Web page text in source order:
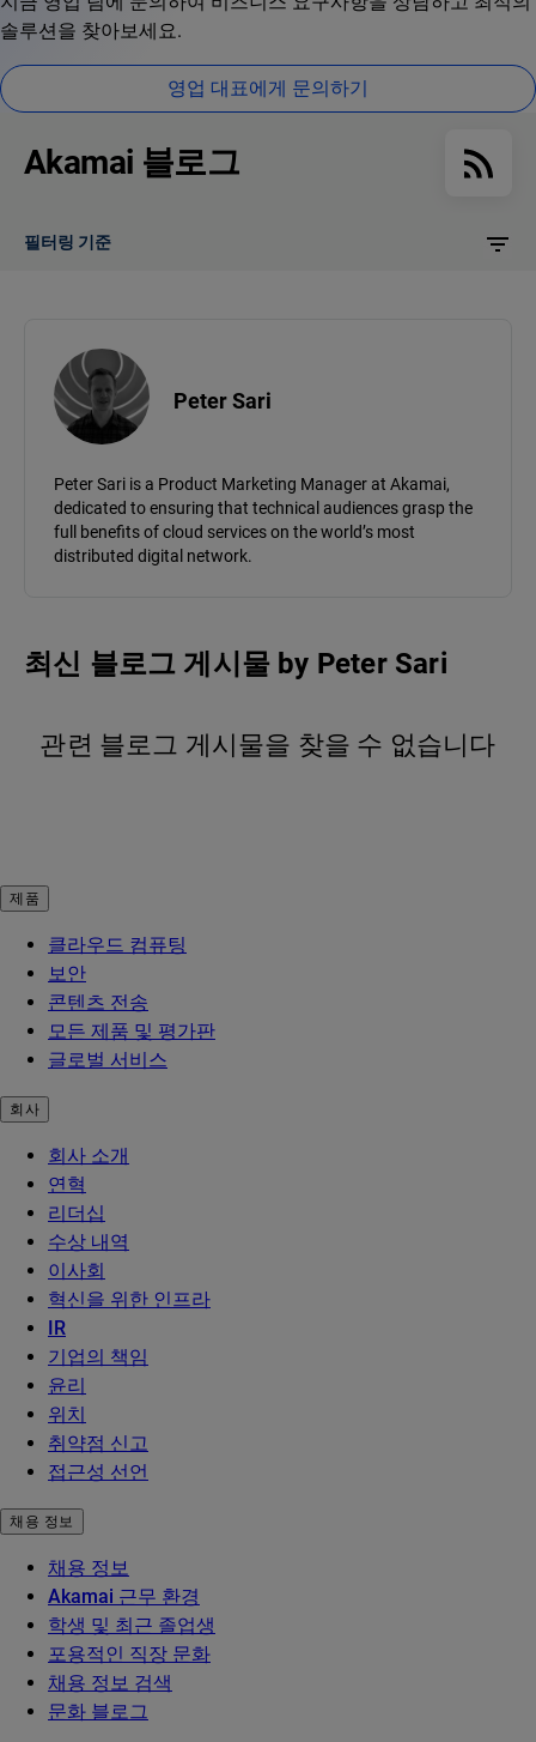
솔루션을 찾아보세요.
영업 대표에게 문의하기
Akamai 블로그
필터링 기준
Peter Sari
Peter Sari is a Product Marketing Manager at Akamai,
dedicated to ensuring that technical audiences grasp the
full benefits of cloud services on the world’s most
distributed digital network.
최신 블로그 게시물 by Peter Sari
관련 블로그 게시물을 찾을 수 없습니다
제품
클라우드 컴퓨팅
보안
콘텐츠 전송
모든 제품 및 평가판
글로벌 서비스
회사
회사 소개
연혁
리더십
수상 내역
이사회
혁신을 위한 인프라
IR
기업의 책임
윤리
위치
취약점 신고
접근성 선언
채용 정보
채용 정보
Akamai 근무 환경
학생 및 최근 졸업생
포용적인 직장 문화
채용 정보 검색
문화 블로그